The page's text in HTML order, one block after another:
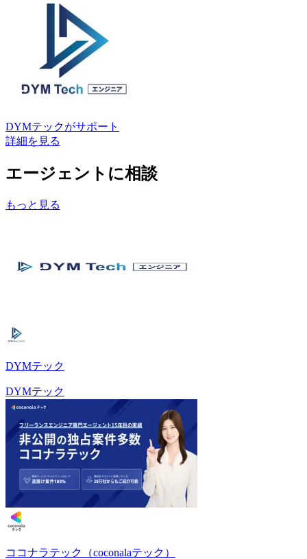
DYMテックがサポート
詳細を見る
エージェントに相談
もっと見る
DYMテック
DYMテック
ココナラテック（coconalaテック）